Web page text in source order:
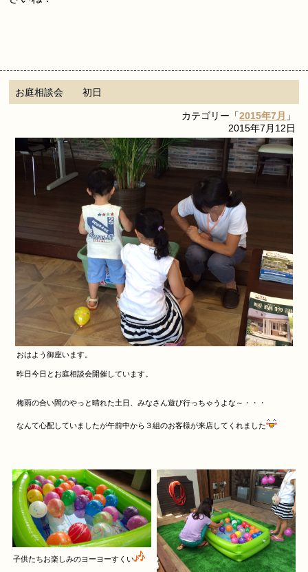
お庭相談会 初日
カテゴリー「2015年7月 」
2015年7月12日
おはよう御座います。
昨日今日とお庭相談会開催しています。
梅雨の合い間のやっと晴れた土日、みなさん遊び行っちゃうよな～・・・
なんて心配していましたが午前中から３組のお客様が来店してくれました
子供たちお楽しみのヨーヨーすくい